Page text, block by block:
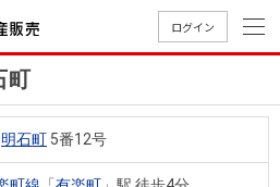
ログイン
町
明石町 5番12号